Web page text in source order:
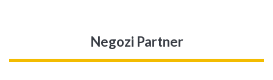
Negozi Partner